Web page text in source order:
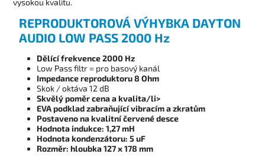
REPRODUKTOROVÁ VÝHYBKA DAYTON
AUDIO LOW PASS 2000 Hz
Dělící frekvence 2000 Hz
Low Pass filtr = pro basový kanál
Impedance reproduktoru 8 Ohm
Skok / oktáva 12 dB
Skvělý poměr cena a kvalita/li>
EVA podklad zabraňující vibracím a zkratům
Postaveno na kvalitní červené desce
Hodnota indukce: 1,27 mH
Hodnota kondenzátoru: 5 uF
Rozměr: hloubka 127 x 178 mm